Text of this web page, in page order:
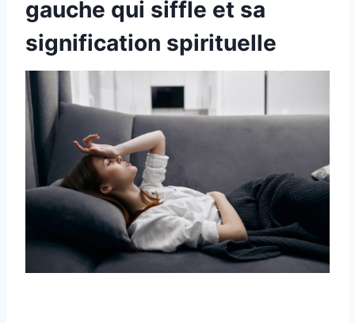
gauche qui siffle et sa
signification spirituelle